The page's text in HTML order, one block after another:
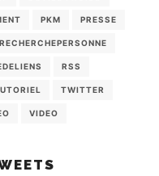
PKM PRESSE
RECHERCHEPERSONNE
RSS
TWITTER
VIDEO